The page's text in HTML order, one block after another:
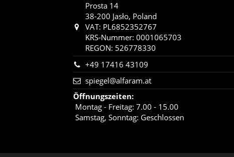
Prosta 14
38-200 Jasło, Poland
VAT: PL6852352767
KRS-Nummer: 0001065703
REGON: 526778330
+49 17416 43109
spiegel@alfaram.at
Öffnungszeiten:
Montag - Freitag: 7.00 - 15.00
Samstag, Sonntag: Geschlossen